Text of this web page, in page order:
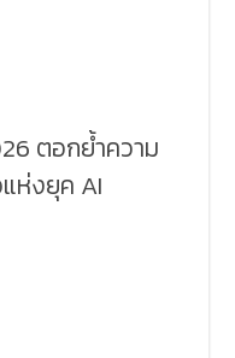
ตอกย้ำความ
ห่งยุค AI